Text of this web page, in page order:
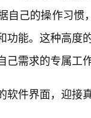
自己的操作习
功能。这种高度
己需求的专属工
软件界面，迎接